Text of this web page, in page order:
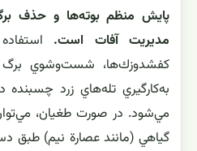
پايش منظم بوته‌ها و حذف
مديريت آفات است.
كفشدوزك‌ها، شست‌وشوي برگ
به‌كارگيري تله‌هاي زرد
مي‌شود. در صورت طغيان،
گياهي (مانند عصارة نيم) طبق